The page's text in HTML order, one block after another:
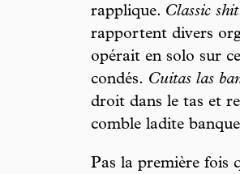
rapplique. Classic shit
rapportent divers
opérait en solo sur
condés. Cuitas las
droit dans le tas et
comble ladite
Pas la première fois